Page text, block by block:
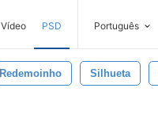
Vídeo PSD Português
Redemoinho Silhueta